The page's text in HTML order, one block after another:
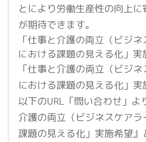
とにより労働生産性の向上に
が期待できます。
「仕事と介護の両立（ビジネ
における課題の見える化」実
「仕事と介護の両立（ビジネ
における課題の見える化」
以下のURL「問い合わせ」よ
介護の両立（ビジネスケアラ
課題の見える化」実施希望』